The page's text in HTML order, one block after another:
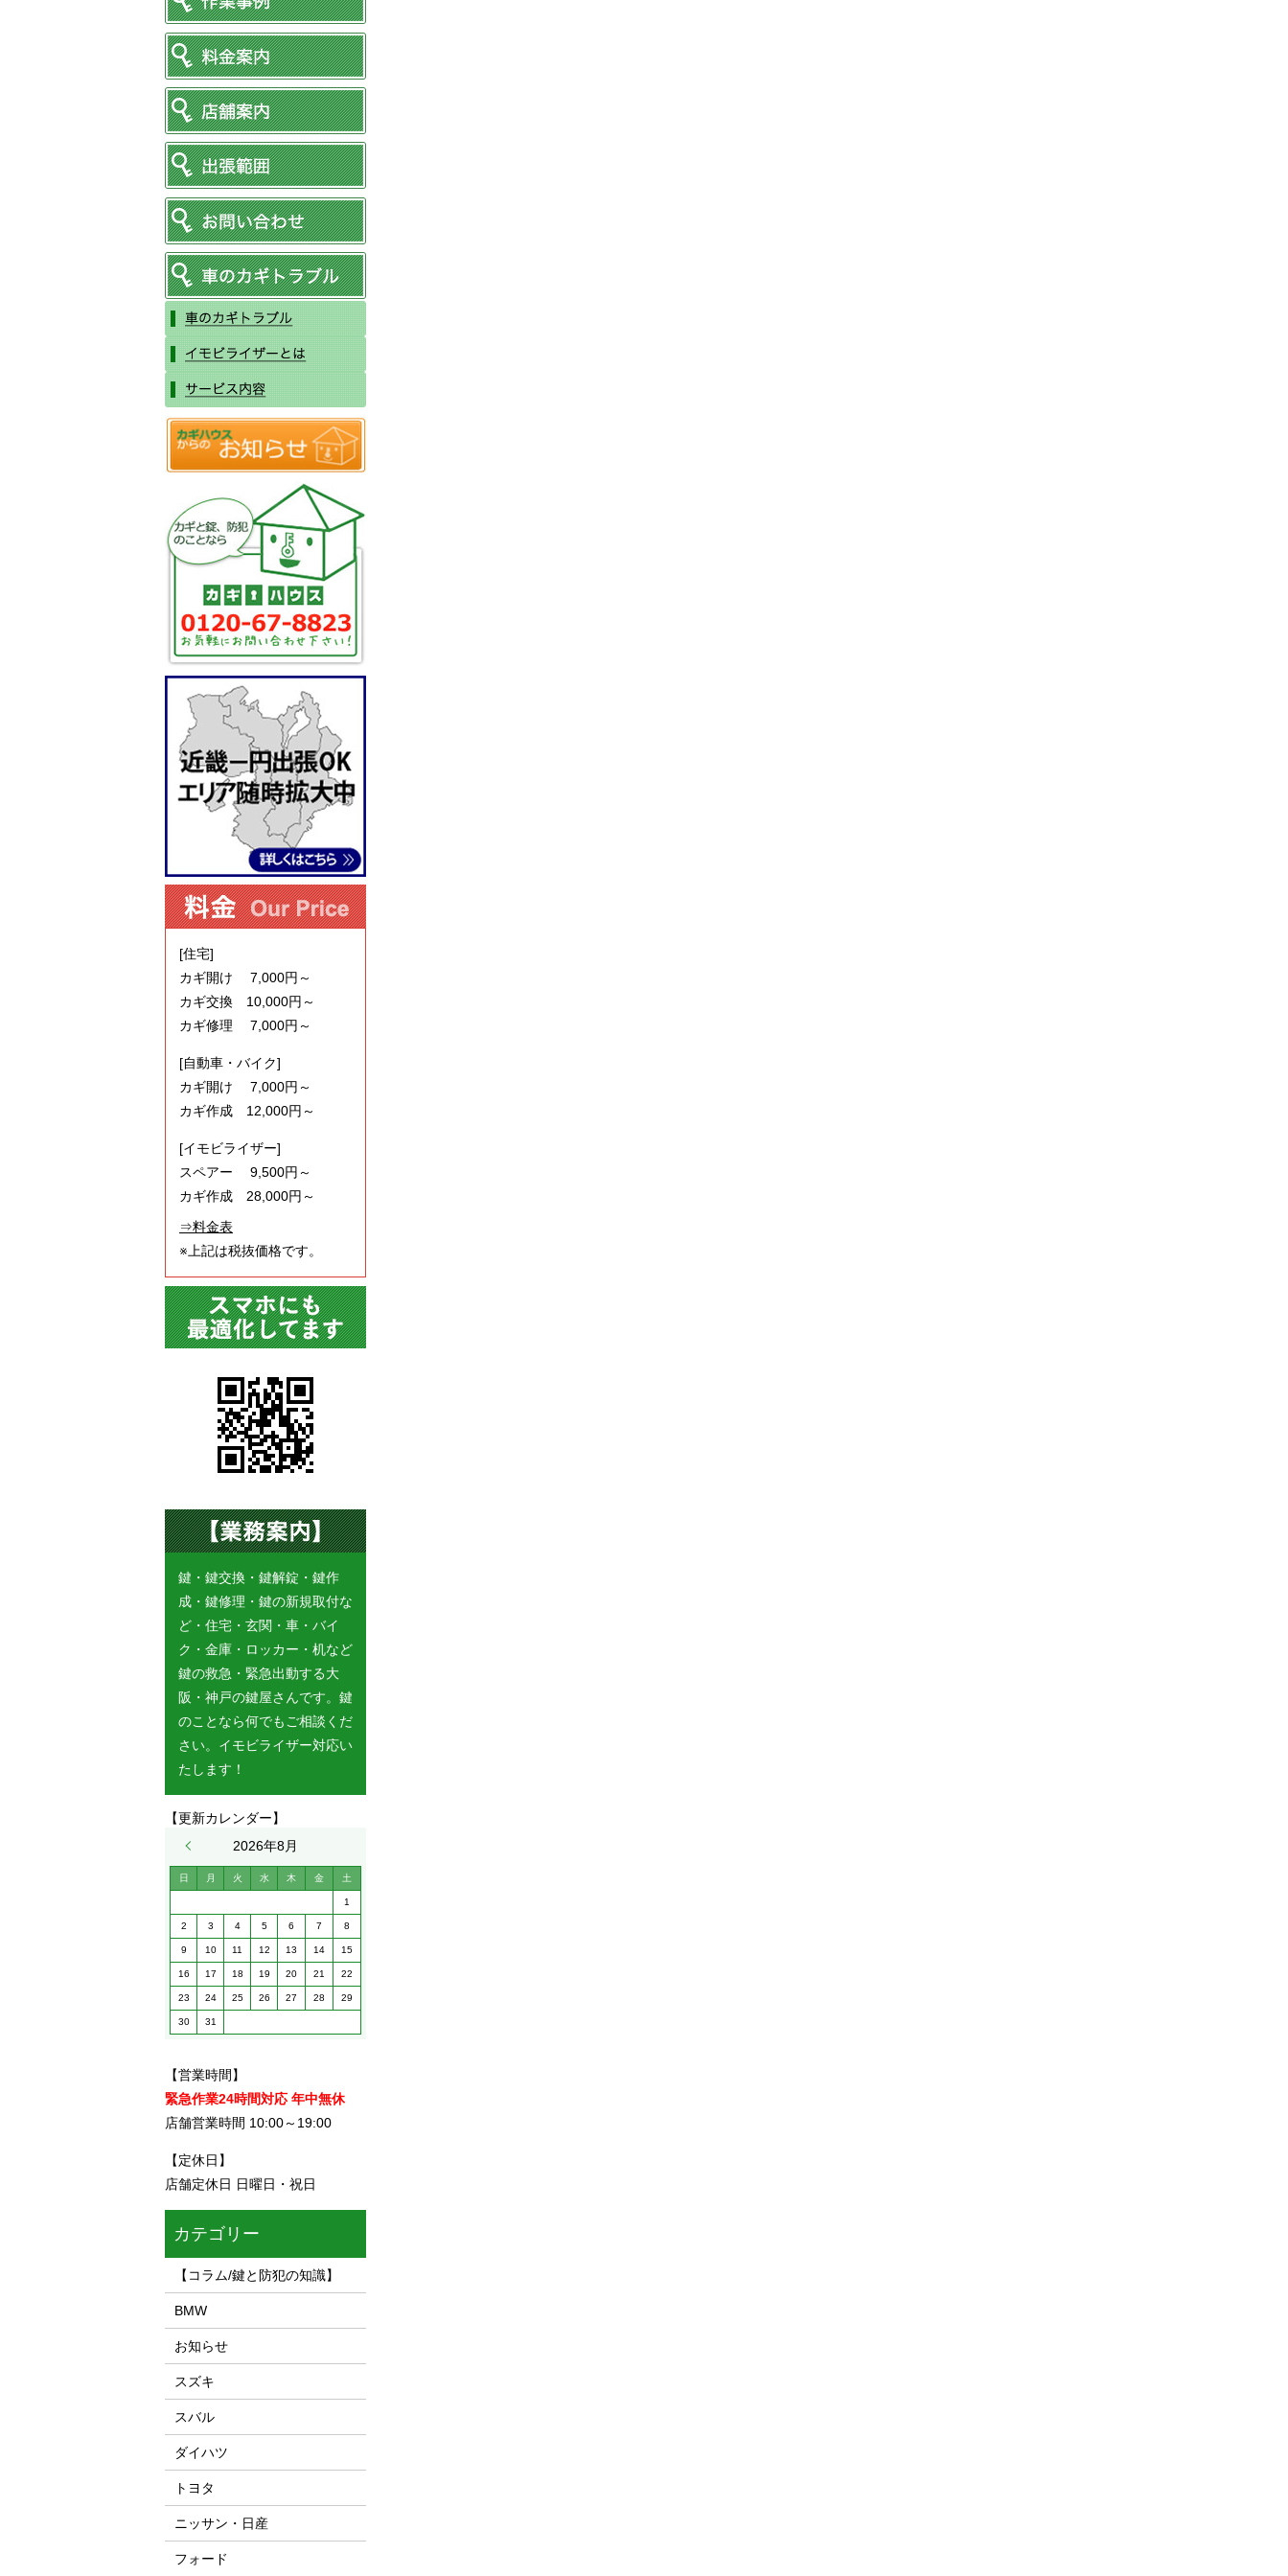
[住宅]
カギ開け 7,000円～
カギ交換 10,000円～
カギ修理 7,000円～
[自動車・バイク]
カギ開け 7,000円～
カギ作成 12,000円～
[イモビライザー]
スペアー 9,500円～
カギ作成 28,000円～
⇒料金表
※上記は税抜価格です。
鍵・鍵交換・鍵解錠・鍵作
成・鍵修理・鍵の新規取付な
ど・住宅・玄関・車・バイ
ク・金庫・ロッカー・机など
鍵の救急・緊急出動する大
阪・神戸の鍵屋さんです。鍵
のことなら何でもご相談くだ
さい。イモビライザー対応い
たします！
【更新カレンダー】
2026年8月
日 月 火 水 木 金 土
1
2 3 4 5 6 7 8
9 10 11 12 13 14 15
16 17 18 19 20 21 22
23 24 25 26 27 28 29
30 31
【営業時間】
緊急作業24時間対応 年中無休
店舗営業時間 10:00～19:00
【定休日】
店舗定休日 日曜日・祝日
カテゴリー
【コラム/鍵と防犯の知識】
BMW
お知らせ
スズキ
スバル
ダイハツ
トヨタ
ニッサン・日産
フォード